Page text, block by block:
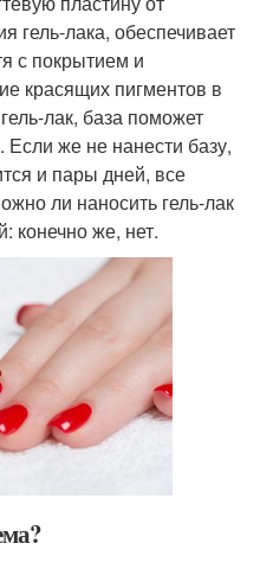
гель-лака, обеспечивает
с покрытием и
красящих пигментов в
лак, база поможет
Если же не нанести базу,
и пары дней, все
ли наносить гель-лак
конечно же, нет.